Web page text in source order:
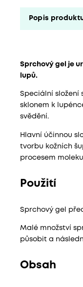
Popis
Sprchový gel je
lupů.
Speciální složení
sklonem k
svědění.
Hlavní účinnou
tvorbu kožních
procesem
Použití
Sprchový gel
Malé množství
působit a
Obsah